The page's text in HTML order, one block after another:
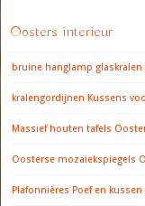
Oosters interieur
bruine hanglamp
kralengordijnen Kussens
Massief houten tafels
Oosterse mozaiekspiegels
Plafonnières Poef en kussen